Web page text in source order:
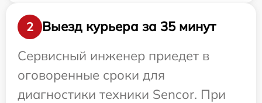
2
Выезд курьера за 35 минут
Сервисный инженер приедет в
оговоренные сроки для
диагностики техники Sencor. При